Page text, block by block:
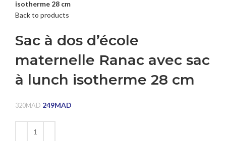
isotherme 28 cm
Back to products
Sac à dos d’école
maternelle Ranac avec sac
à lunch isotherme 28 cm
320MAD 249MAD